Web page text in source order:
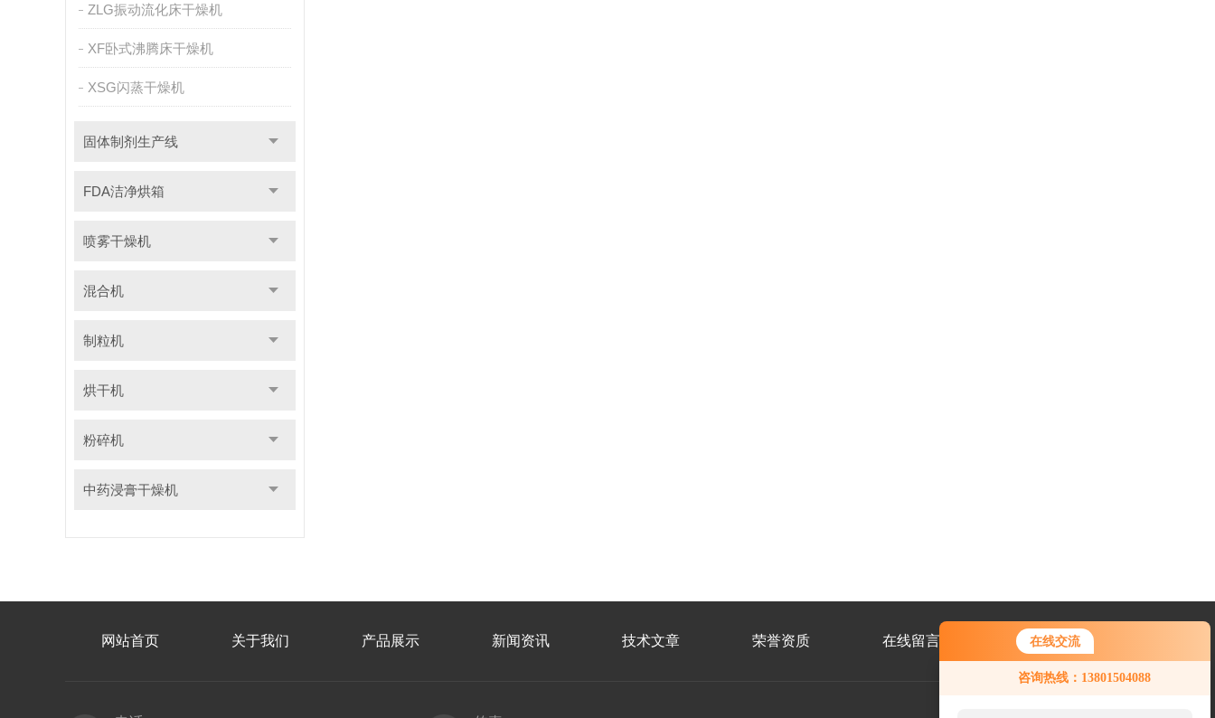
在线交流
咨询热线：13801504088
ZLG振动流化床干燥机
XF卧式沸腾床干燥机
XSG闪蒸干燥机
固体制剂生产线
FDA洁净烘箱
喷雾干燥机
混合机
制粒机
烘干机
粉碎机
中药浸膏干燥机
网站首页 关于我们 产品展示 新闻资讯 技术文章 荣誉资质 在线留言 联系我们